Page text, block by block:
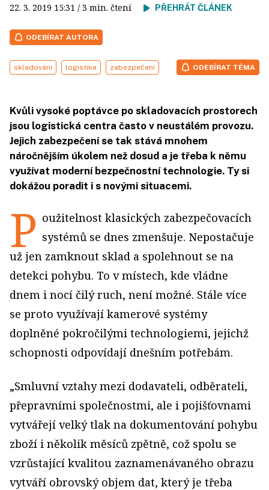
22. 3. 2019 15:31 / 3 min. čtení PŘEHRÁT ČLÁNEK
ODEBÍRAT AUTORA
skladování logistika zabezpečení ODEBÍRAT TÉMA
Kvůli vysoké poptávce po skladovacích prostorech
jsou logistická centra často v neustálém provozu.
Jejich zabezpečení se tak stává mnohem
náročnějším úkolem než dosud a je třeba k němu
využívat moderní bezpečnostní technologie. Ty si
dokážou poradit i s novými situacemi.
P oužitelnost klasických zabezpečovacích
systémů se dnes zmenšuje. Nepostačuje
už jen zamknout sklad a spolehnout se na
detekci pohybu. To v místech, kde vládne
dnem i nocí čilý ruch, není možné. Stále více
se proto využívají kamerové systémy
doplněné pokročilými technologiemi, jejichž
schopnosti odpovídají dnešním potřebám.
„Smluvní vztahy mezi dodavateli, odběrateli,
přepravními společnostmi, ale i pojišťovnami
vytvářejí velký tlak na dokumentování pohybu
zboží i několik měsíců zpětně, což spolu se
vzrůstající kvalitou zaznamenávaného obrazu
vytváří obrovský objem dat, který je třeba